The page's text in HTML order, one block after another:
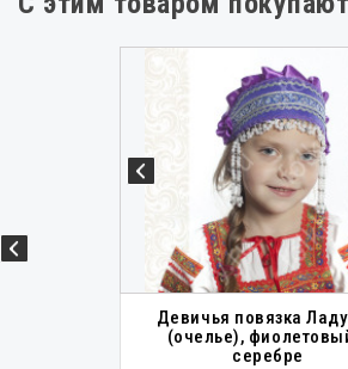
Девичья повязка
(очелье),
серебре